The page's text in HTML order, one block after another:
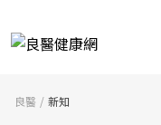
良醫 新知